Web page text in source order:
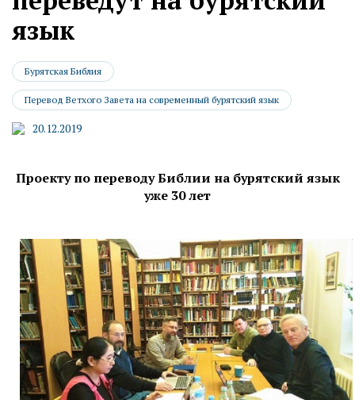
язык
Бурятская Библия
Перевод Ветхого Завета на современный бурятский язык
20.12.2019
Проекту по переводу Библии на бурятский язык
уже 30 лет